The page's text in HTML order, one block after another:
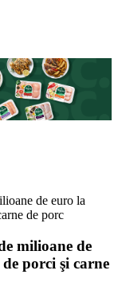
de euro la
de porc
milioane de
porci şi carne